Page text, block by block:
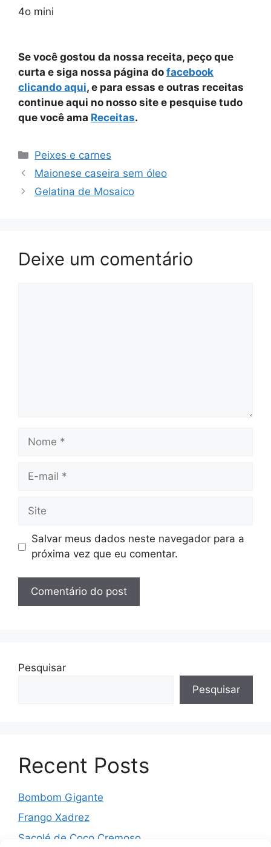
4o mini
Se você gostou da nossa receita, peço que
curta e siga nossa página do facebook
clicando aqui, e para essas e outras receitas
continue aqui no nosso site e pesquise tudo
que você ama Receitas.
Categorias
Peixes e carnes
Maionese caseira sem óleo
Gelatina de Mosaico
Deixe um comentário
Nome
Site
Salvar meus dados neste navegador para a
próxima vez que eu comentar.
Pesquisar
Pesquisar
Recent Posts
Bombom Gigante
Frango Xadrez
Sacolé de Coco Cremoso